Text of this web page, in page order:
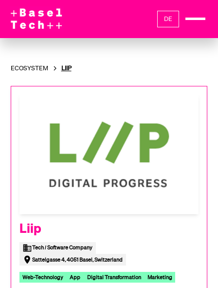
DE
ECOSYSTEM LIIP
Liip
Tech / Software Company
Sattelgasse 4, 4051 Basel, Switzerland
Web-Technology App Digital Transformation Marketing